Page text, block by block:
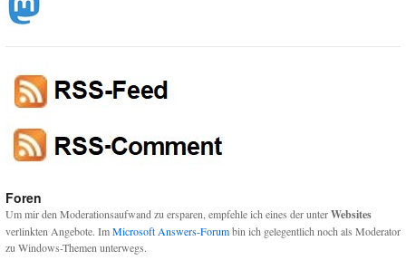
Foren
Um mir den Moderationsaufwand zu ersparen, empfehle ich eines der unterWebsites
verlinkten Angebote. ImMicrosoft Answers-Forumbin ich gelegentlich noch als Moderator
zu Windows-Themen unterwegs.